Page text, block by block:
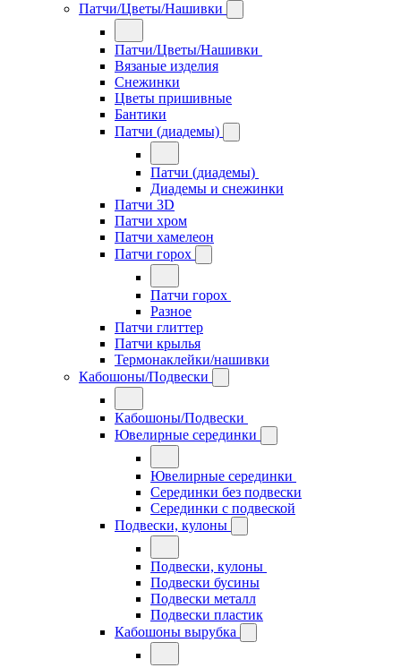
Патчи/Цветы/Нашивки
Патчи/Цветы/Нашивки
Вязаные изделия
Снежинки
Цветы пришивные
Бантики
Патчи (диадемы)
Патчи (диадемы)
Диадемы и снежинки
Патчи 3D
Патчи хром
Патчи хамелеон
Патчи горох
Патчи горох
Разное
Патчи глиттер
Патчи крылья
Термонаклейки/нашивки
Кабошоны/Подвески
Кабошоны/Подвески
Ювелирные серединки
Ювелирные серединки
Серединки без подвески
Серединки с подвеской
Подвески, кулоны
Подвески, кулоны
Подвески бусины
Подвески металл
Подвески пластик
Кабошоны вырубка